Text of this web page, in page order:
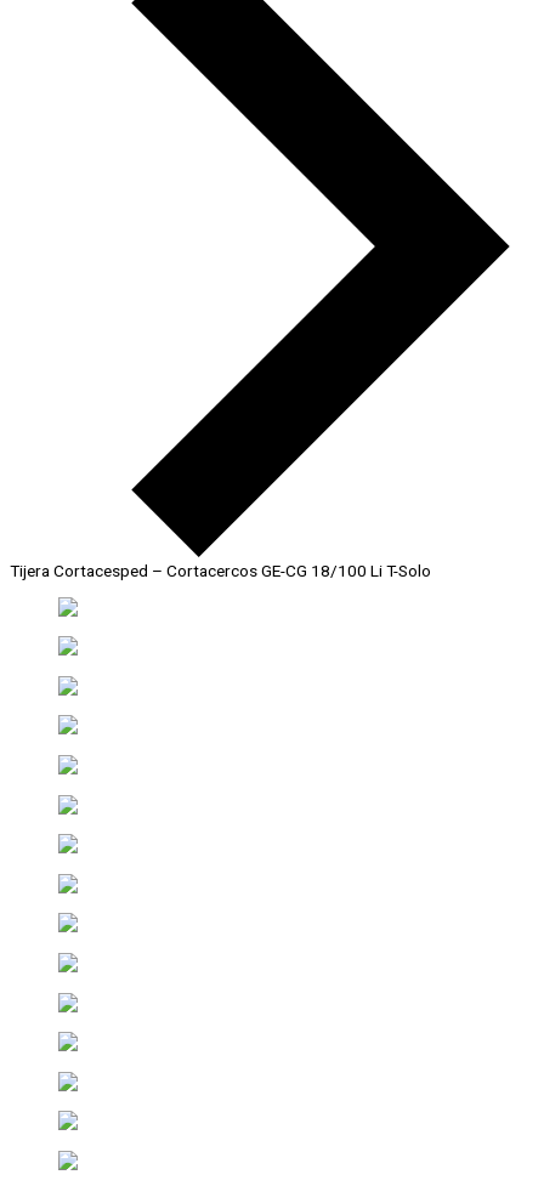
Tijera Cortacesped – Cortacercos GE-CG 18/100 Li T-Solo